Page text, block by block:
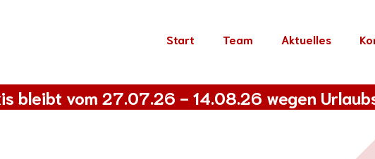
Start Team Aktuelles
bleibt vom 27.07.26 - 14.08.26 wegen